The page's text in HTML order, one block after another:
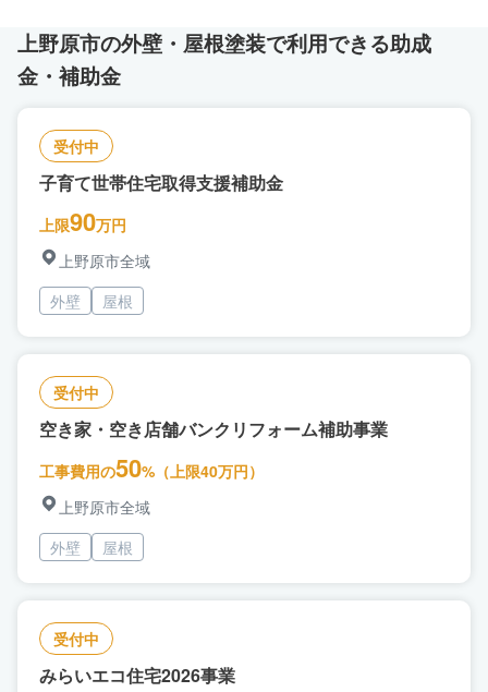
上野原市の外壁・屋根塗装で利用できる助成
金・補助金
受付中
子育て世帯住宅取得支援補助金
上限90万円
上野原市全域
外壁
屋根
受付中
空き家・空き店舗バンクリフォーム補助事業
工事費用の50%（上限40万円）
上野原市全域
外壁
屋根
受付中
みらいエコ住宅2026事業